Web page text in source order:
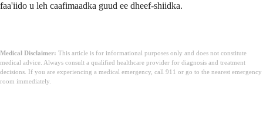
faa'iido u leh caafimaadka guud ee dheef-shiidka.
Medical Disclaimer: This article is for informational purposes only and does not constitute
medical advice. Always consult a qualified healthcare provider for diagnosis and treatment
decisions. If you are experiencing a medical emergency, call 911 or go to the nearest emergency
room immediately.